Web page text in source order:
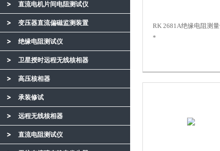
直流电机片间电阻测试仪
变压器直流偏磁监测装置
绝缘电阻测试仪
卫星授时远程无线核相器
高压核相器
承装修试
远程无线核相器
直流电阻测试仪
RK 2681A绝缘电阻测
*